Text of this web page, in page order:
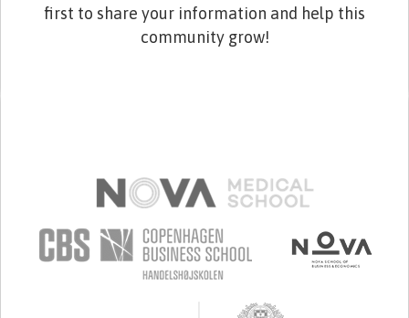
first to share your information and help this
community grow!